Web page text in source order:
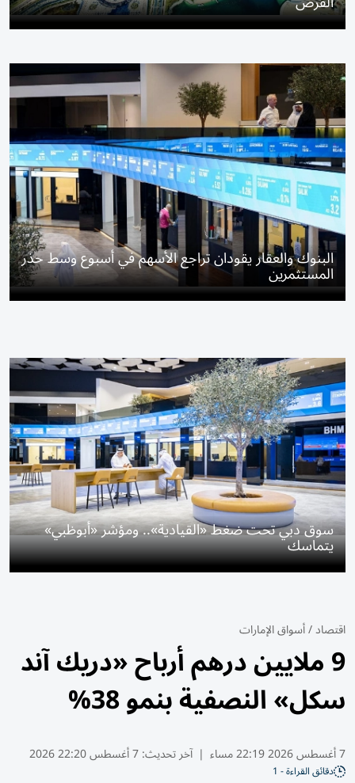
البنوك والعقار يقودان تراجع الأسهم في أسبوع وسط حذر
المستثمرين
سوق دبي تحت ضغط «القيادية».. ومؤشر «أبوظبي»
يتماسك
اقتصاد/أسواق الإمارات
9 ملايين درهم أرباح «دريك آند
سكل» النصفية بنمو 38%
7 أغسطس 2026 22:19 مساء | آخر تحديث:7 أغسطس 22:20 2026
دقائق القراءة - 1